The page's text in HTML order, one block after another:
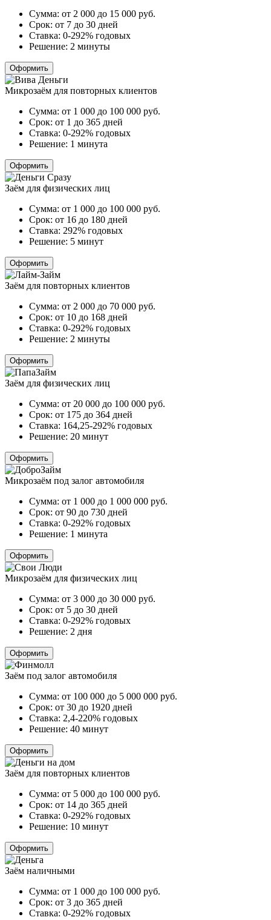
Сумма: от 2 000 до 15 000 руб.
Срок: от 7 до 30 дней
Ставка: 0-292% годовых
Решение: 2 минуты
Оформить
Микрозаём для повторных клиентов
Сумма: от 1 000 до 100 000 руб.
Срок: от 1 до 365 дней
Ставка: 0-292% годовых
Решение: 1 минута
Оформить
Заём для физических лиц
Сумма: от 1 000 до 100 000 руб.
Срок: от 16 до 180 дней
Ставка: 292% годовых
Решение: 5 минут
Оформить
Заём для повторных клиентов
Сумма: от 2 000 до 70 000 руб.
Срок: от 10 до 168 дней
Ставка: 0-292% годовых
Решение: 2 минуты
Оформить
Заём для физических лиц
Сумма: от 20 000 до 100 000 руб.
Срок: от 175 до 364 дней
Ставка: 164,25-292% годовых
Решение: 20 минут
Оформить
Микрозаём под залог автомобиля
Сумма: от 1 000 до 1 000 000 руб.
Срок: от 90 до 730 дней
Ставка: 0-292% годовых
Решение: 1 минута
Оформить
Микрозаём для физических лиц
Сумма: от 3 000 до 30 000 руб.
Срок: от 5 до 30 дней
Ставка: 0-292% годовых
Решение: 2 дня
Оформить
Заём под залог автомобиля
Сумма: от 100 000 до 5 000 000 руб.
Срок: от 30 до 1920 дней
Ставка: 2,4-220% годовых
Решение: 40 минут
Оформить
Заём для повторных клиентов
Сумма: от 5 000 до 100 000 руб.
Срок: от 14 до 365 дней
Ставка: 0-292% годовых
Решение: 10 минут
Оформить
Заём наличными
Сумма: от 1 000 до 100 000 руб.
Срок: от 3 до 365 дней
Ставка: 0-292% годовых